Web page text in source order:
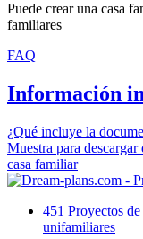
Puede crear una casa
familiares
FAQ
Información
¿Qué incluye la
Muestra para
casa familiar
451 Proyectos
unifamiliares